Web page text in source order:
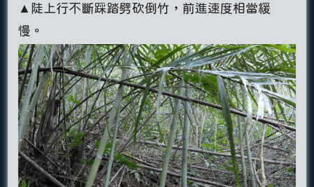
▲陡上行不斷踩踏劈砍倒竹，前進速度相當緩
慢。